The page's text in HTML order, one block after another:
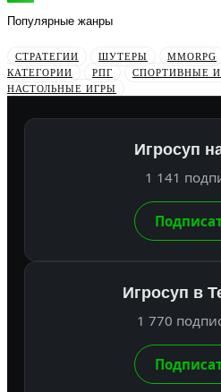
Популярные жанры
СТРАТЕГИИ ШУТЕРЫ MMORPG
КАТЕГОРИИ
РПГ СПОРТИВНЫЕ
НАСТОЛЬНЫЕ ИГРЫ
Игросуп
1 141
Игросуп в
1 770